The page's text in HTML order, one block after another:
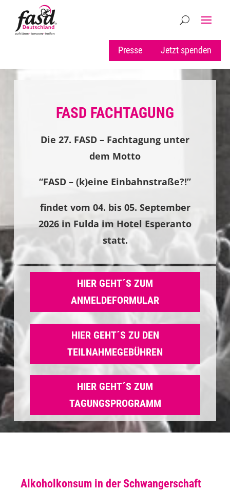
Presse Jetzt spenden
FASD FACHTAGUNG
Die 27. FASD – Fachtagung unter
dem Motto
“FASD – (k)eine Einbahnstraße?!”
findet vom 04. bis 05. September
2026 in Fulda im Hotel Esperanto
statt.
HIER GEHT´S ZUM
ANMELDEFORMULAR
HIER GEHT´S ZU DEN
TEILNAHMEGEBÜHREN
HIER GEHT´S ZUM
TAGUNGSPROGRAMM
Alkoholkonsum in der Schwangerschaft